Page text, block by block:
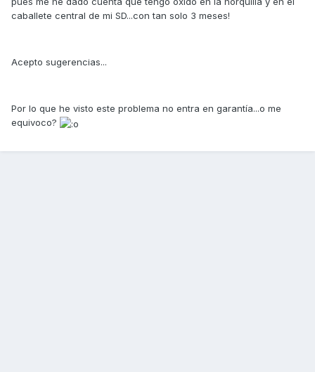
caballete central de mi SD...con tan solo 3 meses!
Acepto sugerencias...
Por lo que he visto este problema no entra en garantía...o me
equivoco?